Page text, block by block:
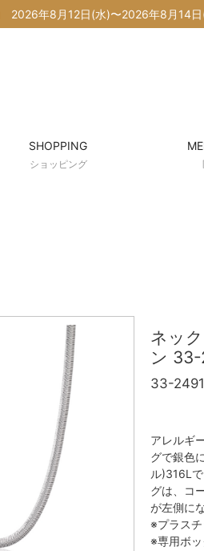
2026年8月12日(水)〜2026年8月14日
SHOPPING
ショッピング
ネッ
ン
33-
アレルギ
グで銀色
ル)316L
グは、コ
が左側に
※プラスチ
※専用ボッ